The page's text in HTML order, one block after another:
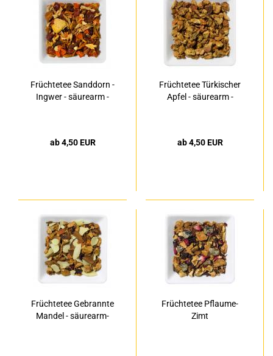
Früchtetee Sanddorn -
Ingwer - säurearm -
ab 4,50 EUR
Früchtetee Türkischer
Apfel - säurearm -
ab 4,50 EUR
Früchtetee Gebrannte
Mandel - säurearm-
Früchtetee Pflaume-
Zimt